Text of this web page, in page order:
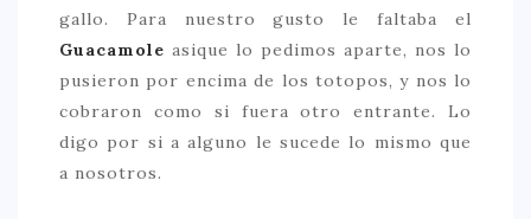
gallo. Para nuestro gusto le faltaba el
Guacamole asique lo pedimos aparte, nos lo
pusieron por encima de los totopos, y nos lo
cobraron como si fuera otro entrante. Lo
digo por si a alguno le sucede lo mismo que
a nosotros.